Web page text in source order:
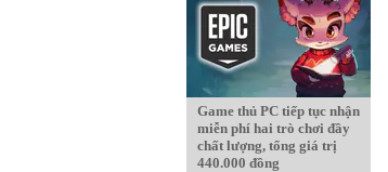
Game thủ PC tiếp tục nhận
miễn phí hai trò chơi đầy
chất lượng, tổng giá trị
440.000 đồng